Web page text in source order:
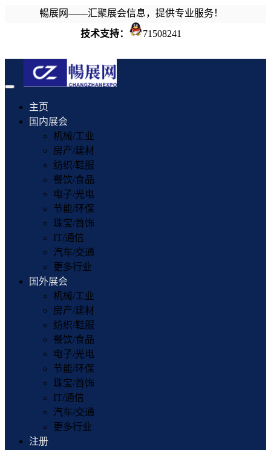
暢展网——汇聚展会信息，提供专业服务！
技术支持：
71508241
Toggle
navigation
主页
国内展会
机械/工业
房产/建材
纺织/鞋服
餐饮/食品
电子/光电
节能/环保
珠宝/首饰
IT/通信
汽车/交通
更多行业
国外展会
机械/工业
房产/建材
纺织/鞋服
餐饮/食品
电子/光电
节能/环保
珠宝/首饰
IT/通信
汽车/交通
更多行业
注册